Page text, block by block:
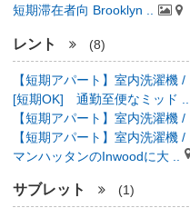
短期滞在者向 Brooklyn ..
レント (8)
【短期アパート】室内洗濯機 / ..
[短期OK] 通勤至便なミッド ..
【短期アパート】室内洗濯機 / ..
【短期アパート】室内洗濯機 / ..
マンハッタンのInwoodに大 ..
サブレット (1)